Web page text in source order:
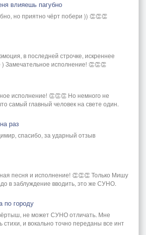
влияешь пагубно
но приятно чёрт побери )) 👏👏👏
в последней строчке, искреннее
Замечательное исполнение! 👏👏👏
исполнение! 👏👏👏 Но немного не
самый главный человек на свете один.
раз
спасибо, за ударный отзыв
песня и исполнение! 👏👏👏 Только Мишу
в заблуждение вводить, это же СУНО.
по городу
не может СУНО отличать. Мне
стихи, и вокально точно переданы все инт